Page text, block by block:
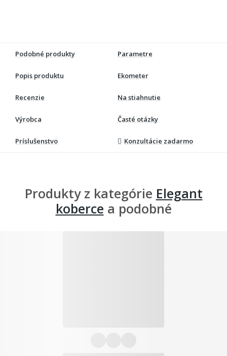
Podobné produkty Parametre
Popis produktu Ekometer
Recenzie Na stiahnutie
Výrobca Časté otázky
Príslušenstvo Konzultácie zadarmo
Produkty z kategórie Elegant
koberce a podobné